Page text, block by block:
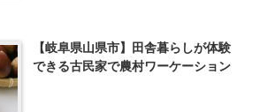
【岐阜県山県市】田舎暮らしが体験
できる古民家で農村ワーケーション